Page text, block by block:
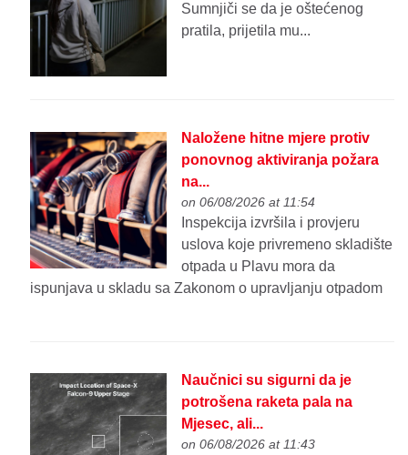
Sumnjiči se da je oštećenog
pratila, prijetila mu...
Naložene hitne mjere protiv
ponovnog aktiviranja požara
na...
on 06/08/2026 at 11:54
Inspekcija izvršila i provjeru
uslova koje privremeno skladište
otpada u Plavu mora da
ispunjava u skladu sa Zakonom o upravljanju otpadom
Naučnici su sigurni da je
potrošena raketa pala na
Mjesec, ali...
on 06/08/2026 at 11:43